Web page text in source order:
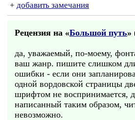
+ добавить замечания
Рецензия на «Большой путь»
да, уважаемый, по-моему,
ваш жанр. пишите слишком
ошибки - если они
одной вордовской страницы
шрифтом не воспринимается,
написанный таким образом,
невозможно.